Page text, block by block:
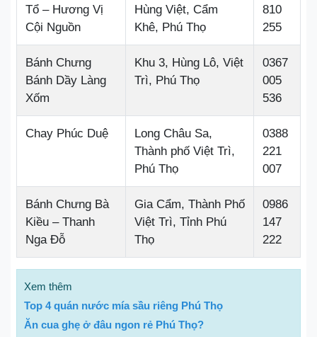
Tổ – Hương Vị
Cội Nguồn
Hùng Việt, Cẩm
Khê, Phú Thọ
810
255
Bánh Chưng
Bánh Dầy Làng
Xốm
Khu 3, Hùng Lô, Việt
Trì, Phú Thọ
0367
005
536
Chay Phúc Duệ
Long Châu Sa,
Thành phố Việt Trì,
Phú Thọ
0388
221
007
Bánh Chưng Bà
Kiều – Thanh
Nga Đỗ
Gia Cẩm, Thành Phố
Việt Trì, Tỉnh Phú
Thọ
0986
147
222
Xem thêm
Top 4 quán nước mía sầu riêng Phú Thọ
Ăn cua ghẹ ở đâu ngon rẻ Phú Thọ?